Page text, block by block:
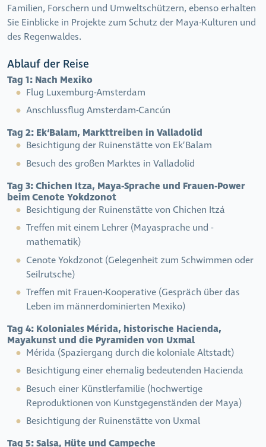
Familien, Forschern und Umweltschützern, ebenso erhalten
Sie Einblicke in Projekte zum Schutz der Maya-Kulturen und
des Regenwaldes.
Ablauf der Reise
Tag 1: Nach Mexiko
Flug Luxemburg-Amsterdam
Anschlussflug Amsterdam-Cancún
Tag 2: Ek‘Balam, Markttreiben in Valladolid
Besichtigung der Ruinenstätte von Ek’Balam
Besuch des großen Marktes in Valladolid
Tag 3:Chichen Itza, Maya-Sprache und Frauen-Power
beim Cenote Yokdzonot
Besichtigung der Ruinenstätte von Chichen Itzá
Treffen mit einem Lehrer (Mayasprache und -
mathematik)
Cenote Yokdzonot (Gelegenheit zum Schwimmen oder
Seilrutsche)
Treffen mit Frauen-Kooperative (Gespräch über das
Leben im männerdominierten Mexiko)
Tag 4: Koloniales Mérida, historische Hacienda,
Mayakunst und die Pyramiden von Uxmal
Mérida (Spaziergang durch die koloniale Altstadt)
Besichtigung einer ehemalig bedeutenden Hacienda
Besuch einer Künstlerfamilie (hochwertige
Reproduktionen von Kunstgegenständen der Maya)
Besichtigung der Ruinenstätte von Uxmal
Tag 5:Salsa, Hüte und Campeche